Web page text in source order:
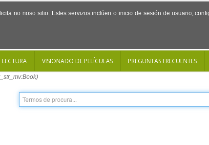
no noso sitio. Estes servizos inclúen o inicio de sesión de usuario,
LECTURA VISIONADO DE PELÍCULAS PREGUNTAS FRECUENTES